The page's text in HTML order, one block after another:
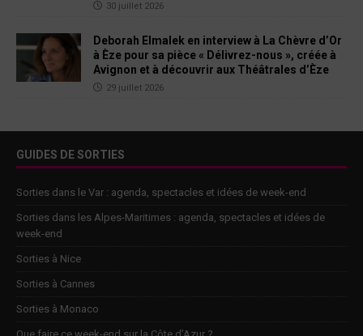
30 juillet 2026
Deborah Elmalek en interview à La Chèvre d’Or
à Èze pour sa pièce « Délivrez-nous », créée à
Avignon et à découvrir aux Théâtrales d’Èze
29 juillet 2026
GUIDES DE SORTIES
Sorties dans le Var : agenda, spectacles et idées de week-end
Sorties dans les Alpes-Maritimes : agenda, spectacles et idées de
week-end
Sorties à Nice
Sorties à Cannes
Sorties à Monaco